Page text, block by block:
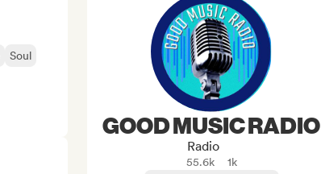
Soul
GOOD MUSIC RADIO
Radio
55.6k
1k